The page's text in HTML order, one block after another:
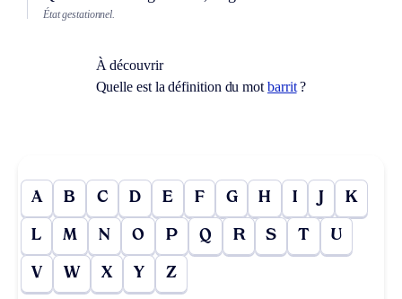
État gestationnel.
À découvrir
Quelle est la définition du motbarrit?
A B C D E F G H I J K
L M N O P Q R S T U
V W X Y Z